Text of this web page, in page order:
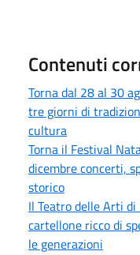
Contenuti
Torna dal 28 al 30
tre giorni di
cultura
Torna il Festival
dicembre concerti,
storico
Il Teatro delle Arti
cartellone ricco di
le generazioni